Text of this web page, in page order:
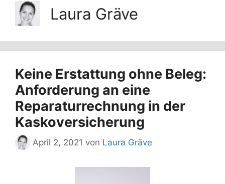
Laura Gräve
Keine Erstattung ohne Beleg:
Anforderung an eine
Reparaturrechnung in der
Kaskoversicherung
April 2, 2021 von Laura Gräve